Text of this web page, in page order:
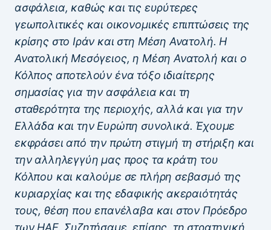
ασφάλεια, καθώς και τις ευρύτερες
γεωπολιτικές και οικονομικές επιπτώσεις της
κρίσης στο Ιράν και στη Μέση Ανατολή. Η
Ανατολική Μεσόγειος, η Μέση Ανατολή και ο
Κόλπος αποτελούν ένα τόξο ιδιαίτερης
σημασίας για την ασφάλεια και τη
σταθερότητα της περιοχής, αλλά και για την
Ελλάδα και την Ευρώπη συνολικά. Έχουμε
εκφράσει από την πρώτη στιγμή τη στήριξη και
την αλληλεγγύη μας προς τα κράτη του
Κόλπου και καλούμε σε πλήρη σεβασμό της
κυριαρχίας και της εδαφικής ακεραιότητάς
τους, θέση που επανέλαβα και στον Πρόεδρο
των ΗΑΕ. Συζητήσαμε, επίσης, τη στρατηγική